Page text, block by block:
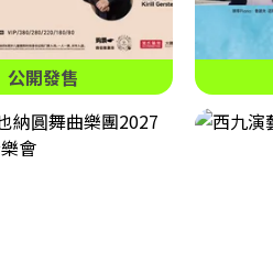
公開發售